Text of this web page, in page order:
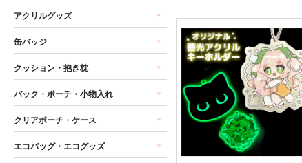
アクリルグッズ
缶バッジ
クッション・抱き枕
バック・ポーチ・小物入れ
クリアポーチ・ケース
エコバッグ・エコグッズ